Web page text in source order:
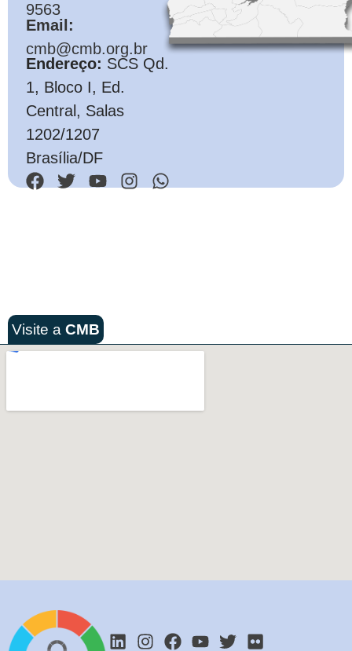
9563
Email:
cmb@cmb.org.br
Endereço: SCS Qd.
1, Bloco I, Ed.
Central, Salas
1202/1207
Brasília/DF
Visite a CMB